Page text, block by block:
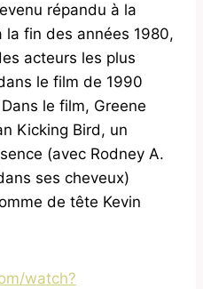
répandu à la
fin des années 1980,
acteurs les plus
le film de 1990
le film, Greene
Kicking Bird, un
(avec Rodney A.
ses cheveux)
de tête Kevin
watch?